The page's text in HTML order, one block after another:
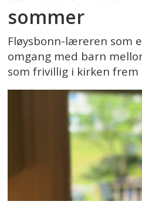
sommer
Fløysbonn-læreren som
omgang med barn
som frivillig i kirken